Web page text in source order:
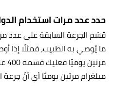
حدد عدد مرات استخدام
قسّم الجرعة السابقة على عدد
ما يُوصي به الطبيب، فمثلًا إذا
ميلغرام مرتين يوميًا أي أنّ جرعة